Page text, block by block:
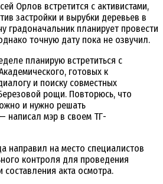
Орлов встретится с активистами,
застройки и вырубки деревьев в
градоначальник планирует провести
точную дату пока не озвучил.
планирую встретиться с
готовых к
и поиску совместных
рощи. Повторюсь, что
и нужно решать
написал мэр в своем ТГ-
направил на место специалистов
контроля для проведения
акта осмотра.